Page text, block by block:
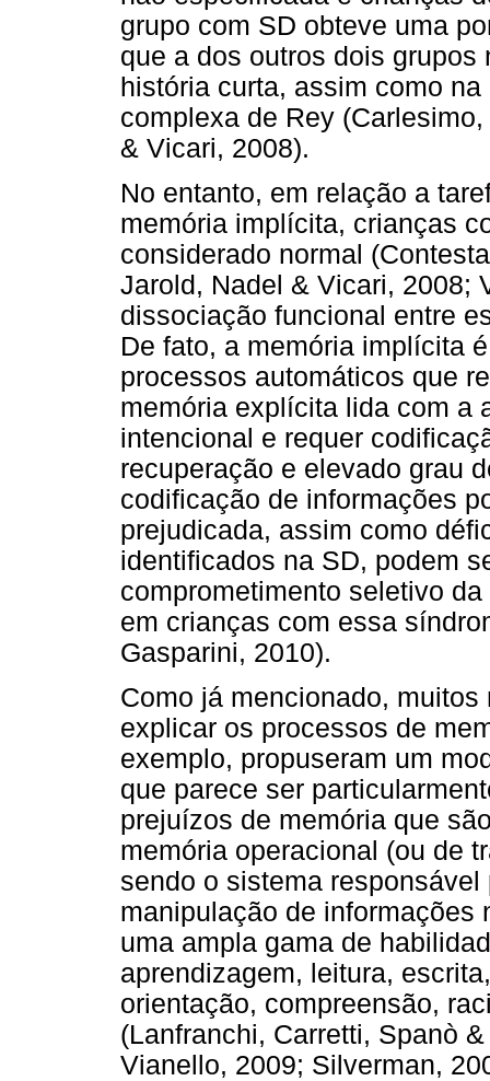
grupo com SD obteve uma
que a dos outros dois
história curta, assim como
complexa de Rey
& Vicari, 2008).
No entanto, em relação a
memória implícita, crianças
considerado normal
Jarold, Nadel & Vicari, 2008;
dissociação funcional entre
De fato, a memória implícita
processos automáticos que
memória explícita lida com a
intencional e requer
recuperação e elevado grau
codificação de informações
prejudicada, assim como
identificados na SD, podem
comprometimento seletivo
em crianças com essa
Gasparini, 2010).
Como já mencionado,
explicar os processos de
exemplo, propuseram um
que parece ser
prejuízos de memória que
memória operacional (ou de
sendo o sistema
manipulação de informações
uma ampla gama de
aprendizagem, leitura,
orientação, compreensão,
(Lanfranchi, Carretti, Spanò
Vianello, 2009; Silverman,